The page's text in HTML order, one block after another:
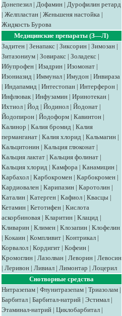
Донепезил | Дофамин | Дурофилин ретард
| Желпластан | Женьшеня настойка |
Жидкость Бурова
Медицинские препараты (З—Л)
Задитен | Зенапакс | Зиксорин | Зимозан |
Зитазониум | Зовиракс | Золадекс |
Ибупрофен | Изадрин | Изомонат |
Изониазид | Иммунал | Имудон | Инвираза
| Индапамид | Интестопан | Интерферон |
Инфлювак | Инфузамин | Иринотекан |
Ихтиол | Йод | Йодинол | Йодонат |
Йодопирон | Йодоформ | Кавинтон |
Калинор | Калия бромид | Калия
перманганат | Калия хлорид | Кальмагин |
Кальцитонин | Кальция глюконат |
Кальция лактат | Кальция фолинат |
Кальция хлорид | Камфора | Канамицин |
Карбахол | Карбокромен | Карбокромен |
Кардиовален | Карипазин | Каротолин |
Каталин | Катерген | Кафиол | Квасцы |
Кетамин | Кетотифен | Кислота
аскорбиновая | Кларитин | Клацид |
Кливарин | Климен | Клозапин | Клофелин
| Кокаин | Компливит | Контрикал |
Корвалол | Кордигит | Кофеин |
Кромоглин | Лазолван | Леворин | Левосин
| Леривон | Ливиал | Лимонтар | Лоцерил
Снотворные средства
Нитразепам | Флунитразепам | Триазолам |
Барбитал | Барбитал-натрий | Эстимал |
Этаминал-натрий | Циклобарбитал |